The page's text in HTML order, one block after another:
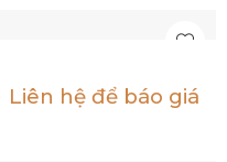
Liên hệ để báo giá